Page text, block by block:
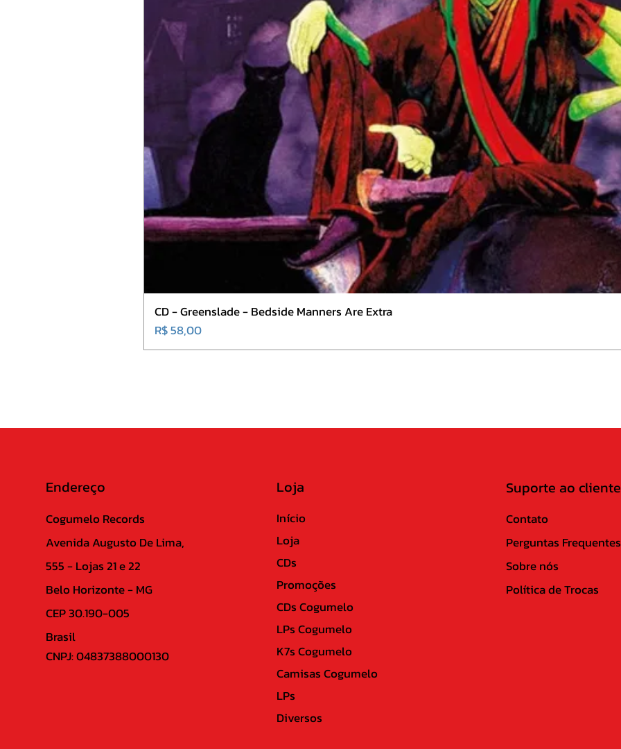
CD - Greenslade - Bedside Manners Are Extra
Preço
R$ 58,00
Endereço
Cogumelo Records
Avenida Augusto De Lima,
555 - Lojas 21 e 22
Belo Horizonte - MG
CEP 30.190-005
Brasil
CNPJ: 04837388000130
Loja
Início
Loja
CDs
Promoções
CDs Cogumelo
LPs Cogumelo
K7s Cogumelo
Camisas Cogumelo
LPs
Diversos
Suporte ao cliente
Contato
Perguntas Frequentes
Sobre nós
Política de Trocas